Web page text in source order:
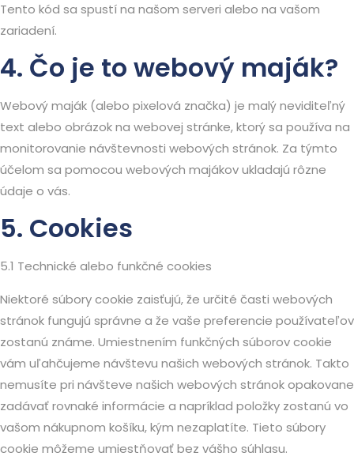
Tento kód sa spustí na našom serveri alebo na vašom
zariadení.
4. Čo je to webový maják?
Webový maják (alebo pixelová značka) je malý neviditeľný
text alebo obrázok na webovej stránke, ktorý sa používa na
monitorovanie návštevnosti webových stránok. Za týmto
účelom sa pomocou webových majákov ukladajú rôzne
údaje o vás.
5. Cookies
5.1 Technické alebo funkčné cookies
Niektoré súbory cookie zaisťujú, že určité časti webových
stránok fungujú správne a že vaše preferencie používateľov
zostanú známe. Umiestnením funkčných súborov cookie
vám uľahčujeme návštevu našich webových stránok. Takto
nemusíte pri návšteve našich webových stránok opakovane
zadávať rovnaké informácie a napríklad položky zostanú vo
vašom nákupnom košíku, kým nezaplatíte. Tieto súbory
cookie môžeme umiestňovať bez vášho súhlasu.